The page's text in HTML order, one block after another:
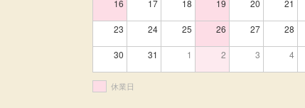
16 17 18 19 20 21
23 24 25 26 27 28
30 31 1 2 3 4
休業日